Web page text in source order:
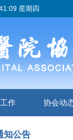
星期四
作 协会动
知公告